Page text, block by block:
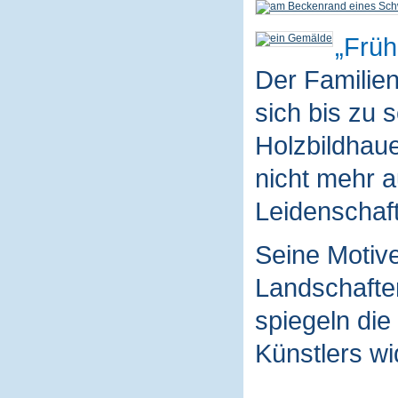
Der
sich bis zu
nicht mehr
Seine
spiegeln
Künstlers